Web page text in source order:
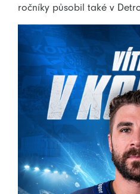
ročníky působil také v